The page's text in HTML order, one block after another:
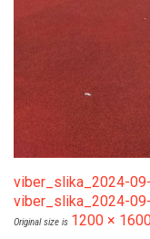
viber_slika_2024-
viber_slika_2024-
Original size is 1200 ×